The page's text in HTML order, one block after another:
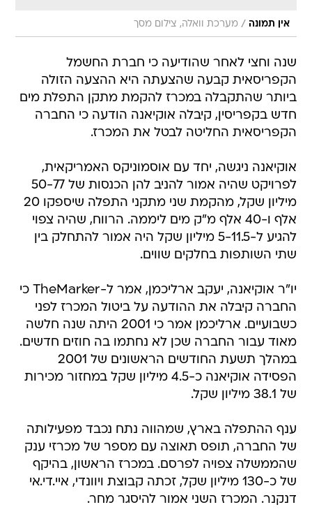
אין תמונה / מערכת וואלה, צילום מסך
שנה וחצי לאחר שהודיעה כי חברת החשמל
הקפריסאית קבעה שהצעתה היא ההצעה הזולה
ביותר שהתקבלה במכרז להקמת מתקן התפלת מים
חדש בקפריסין, קיבלה אוקיאנה הודעה כי החברה
הקפריסאית החליטה לבטל את המכרז.
אוקיאנה ניגשה, יחד עם אוסמוניקס האמריקאית,
לפרויקט שהיה אמור להניב להן הכנסות של 50-77
מיליון שקל, מהקמת שני מתקני התפלה שיספקו 20
אלף ו-40 אלף מ"ק מים ליממה. הרווח, שהיה צפוי
להגיע ל-5-11.5 מיליון שקל היה אמור להתחלק בין
שתי השותפות בחלקים שווים.
יו"ר אוקיאנה, יעקב ארליכמן, אמר ל-TheMarker כי
החברה קיבלה את ההודעה על ביטול המכרז לפני
כשבועיים. ארליכמן אמר כי 2001 היתה שנה חלשה
מאוד עבור החברה שכן לא נחתמו בה חוזים חדשים.
במהלך תשעת החודשים הראשונים של 2001
הפסידה אוקיאנה כ-4.5 מיליון שקל במחזור מכירות
של 38.1 מיליון שקל.
ענף ההתפלה בארץ, שמהווה נתח נכבד מפעילותה
של החברה, תופס תאוצה עם מספר של מכרזי ענק
שהממשלה צפויה לפרסם. במכרז הראשון, בהיקף
של כ-130 מיליון שקל, זכתה קבוצת ויוונדי, איי.די.אי
דנקנר. המכרז השני אמור להיסגר מחר.